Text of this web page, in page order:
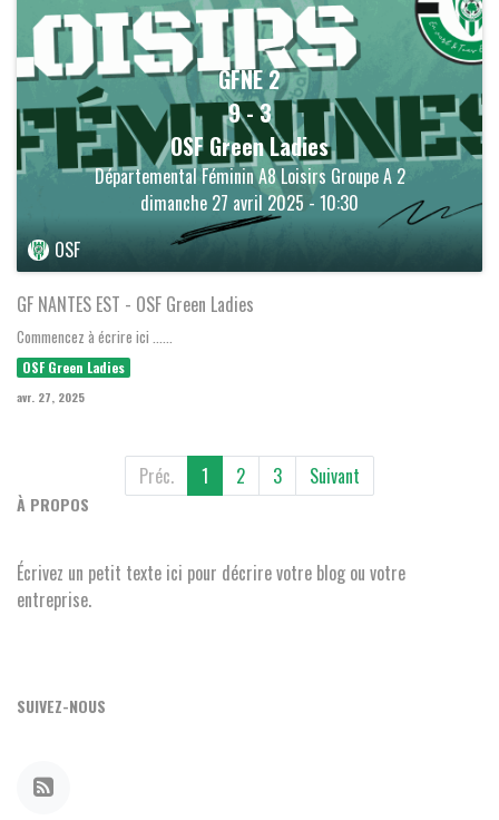
GFNE 2
9-3
OSF Green Ladies
Départemental Féminin A8 Loisirs Groupe A 2
dimanche 27 avril 2025 - 10:30
OSF
GF NANTES EST - OSF Green Ladies
Commencez à écrire ici ......
OSF Green Ladies
avr. 27, 2025
Préc. 1 2 3 Suivant
À PROPOS
Écrivez un petit texte ici pour décrire votre blog ou votre
entreprise.
SUIVEZ-NOUS